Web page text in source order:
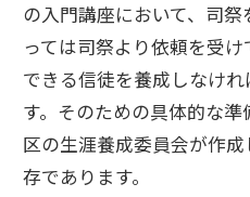
の入門講座において、司
っては司祭より依頼を受
できる信徒を養成しなけ
す。そのための具体的な
区の生涯養成委員会が作
存であります。